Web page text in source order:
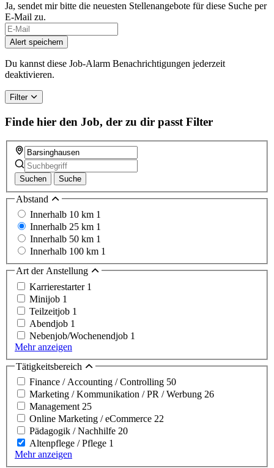
Ja, sendet mir bitte die neuesten Stellenangebote für diese Suche per
E-Mail zu.
Alert speichern
Du kannst diese Job-Alarm Benachrichtigungen jederzeit
deaktivieren.
Filter
Finde hier den Job, der zu dir passt Filter
Suchen Suche
Abstand
Innerhalb 10 km 1
Innerhalb 25 km 1
Innerhalb 50 km 1
Innerhalb 100 km 1
Art der Anstellung
Karrierestarter 1
Minijob 1
Teilzeitjob 1
Abendjob 1
Nebenjob/Wochenendjob 1
Mehr anzeigen
Tätigkeitsbereich
Finance / Accounting / Controlling 50
Marketing / Kommunikation / PR / Werbung 26
Management 25
Online Marketing / eCommerce 22
Pädagogik / Nachhilfe 20
Altenpflege / Pflege 1
Mehr anzeigen